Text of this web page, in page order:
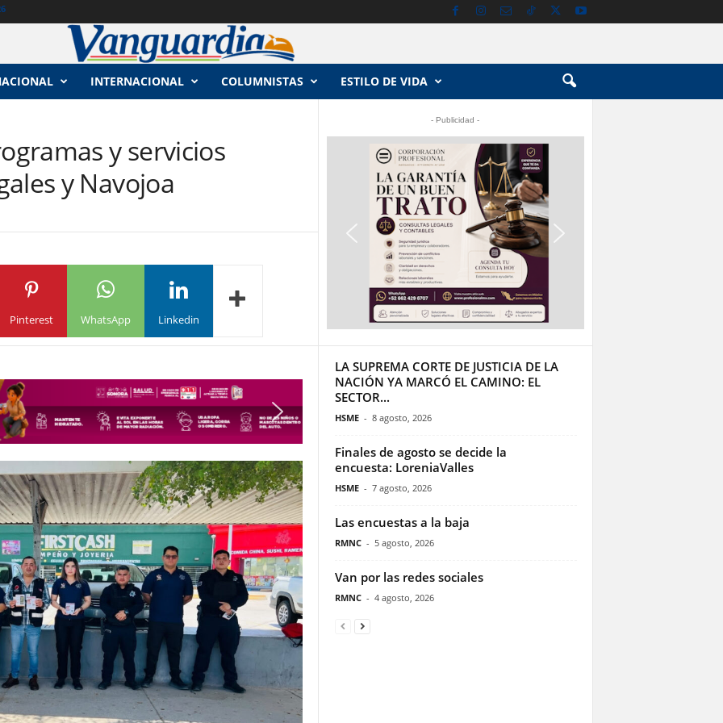
INTERNACIONAL COLUMNISTAS ESTILO DE VIDA
y servicios
y Navojoa
Pinterest WhatsApp Linkedin
- Publicidad -
LA SUPREMA CORTE DE JUSTICIA DE LA
NACIÓN YA MARCÓ EL CAMINO: EL
SECTOR...
HSME - 8 agosto, 2026
Finales de agosto se decide la
encuesta: LoreniaValles
HSME - 7 agosto, 2026
Las encuestas a la baja
RMNC - 5 agosto, 2026
Van por las redes sociales
RMNC - 4 agosto, 2026